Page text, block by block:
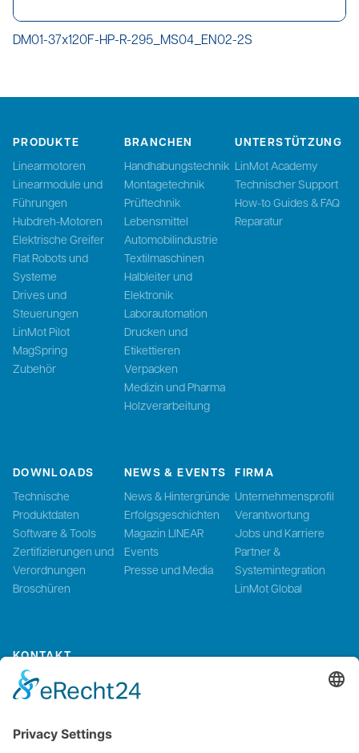
DM01-37x120F-HP-R-295_MS04_EN02-2S
PRODUKTE
Linearmotoren
Linearmodule und
Führungen
Hubdreh-Motoren
Elektrische Greifer
Flat Robots und
Systeme
Drives und
Steuerungen
LinMot Pilot
MagSpring
Zubehör
BRANCHEN
Handhabungstechnik
Montagetechnik
Prüftechnik
Lebensmittel
Automobilindustrie
Textilmaschinen
Halbleiter und
Elektronik
Laborautomation
Drucken und
Etikettieren
Verpacken
Medizin und Pharma
Holzverarbeitung
UNTERSTÜTZUNG
LinMot Academy
Technischer Support
How-to Guides & FAQ
Reparatur
DOWNLOADS
Technische
Produktdaten
Software & Tools
Zertifizierungen und
Verordnungen
Broschüren
NEWS & EVENTS
News & Hintergründe
Erfolgsgeschichten
Magazin LINEAR
Events
Presse und Media
FIRMA
Unternehmensprofil
Verantwortung
Jobs und Karriere
Partner &
Systemintegration
LinMot Global
KONTAKT
Kontaktieren Sie uns